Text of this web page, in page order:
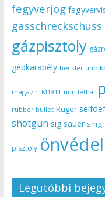
fegyverjog
gasschreckschuss
gázpisztoly
gépkarabély heckler und
magazin M1911 non lethal
rubber bullet Ruger
shotgun sig sauer smg
pisztoly
Legutóbbi